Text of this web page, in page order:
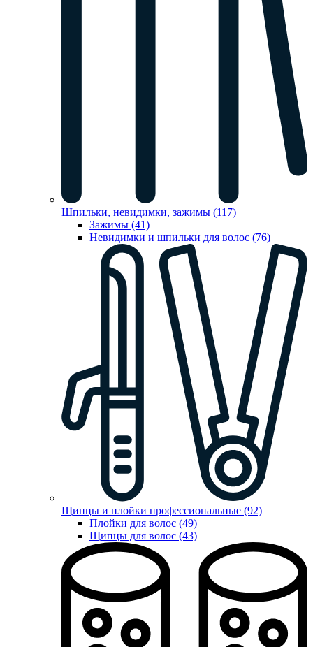
Шпильки, невидимки, зажимы (117)
Зажимы (41)
Невидимки и шпильки для волос (76)
Щипцы и плойки профессиональные (92)
Плойки для волос (49)
Щипцы для волос (43)